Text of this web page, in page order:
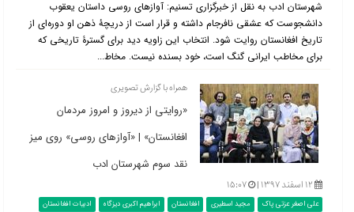
شهرستان ادب به نقل از خبرگزاری تسنیم: آوازهای روسی داستان یعقوب
دانشجوست که عشقی نافرجام داشته و قرار است از دریچۀ ذهن او دوره‌ای از
تاریخ افغانستان روایت شود. انتخاب این زاویه دید برای گسترۀ تاریخی که
برای مخاطب ایرانی گنگ است، خود بسنده نیست. مخاط...
همراه با گزارش تصویری
«روایتی از دیروز و امروز مردمان
افغانستان» | «آوازهای روسی» روی میز
نقد سوم شهرستان ادب
۱۲ اسفند ۱۳۹۷ | ۱۵:۰۷
علی اصغر عزتی پاک مجید اسطیری افغانستان ابراهیم اکبری دیزگاه
ادبیات افغانستان